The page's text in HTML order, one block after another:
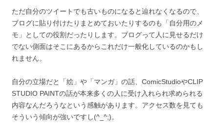
ただ自分のツイートでも古いものになると辿れなくなるので、
ブログに貼り付けたりまとめておいたりするのも「自分用のメ
モ」としての役割だったりします。ブログって人に見せるだけ
でない側面はそこにあるからこれだけ一般化しているのかもし
れません。
自分の立場だと「絵」や「マンガ」の話、ComicStudioやCLIP
STUDIO PAINTの話が本来多くの人に受け入れられ求められる
内容なんだろうなという感触があります。アクセス数を見ても
そういう傾向が強いですし(^_^;)。